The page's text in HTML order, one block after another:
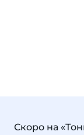
Скоро на